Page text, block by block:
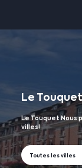
Le Touquet
Le Touquet Nous
villes!
Toutes les villes